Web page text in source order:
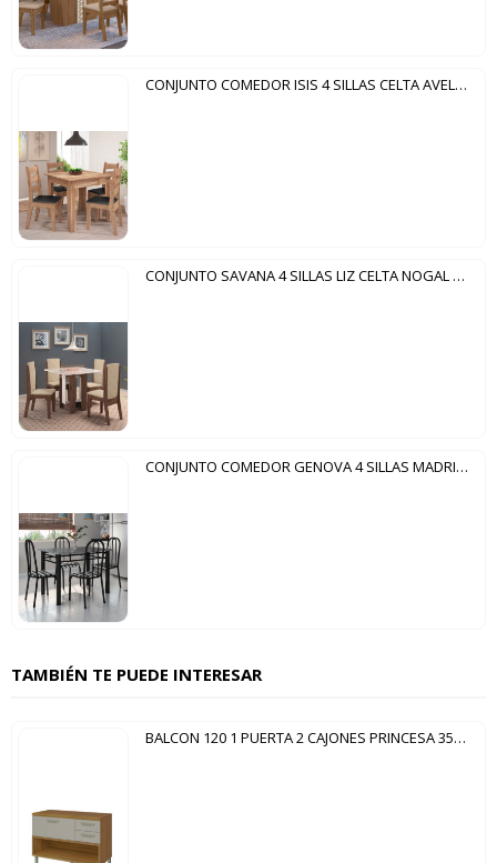
CONJUNTO COMEDOR ISIS 4 SILLAS CELTA AVELLANA|NEGRO
CONJUNTO SAVANA 4 SILLAS LIZ CELTA NOGAL OFF WHITE
CONJUNTO COMEDOR GENOVA 4 SILLAS MADRI FABONE NEGRO CRAQUELADO|XADREZ
TAMBIÉN TE PUEDE INTERESAR
BALCON 120 1 PUERTA 2 CAJONES PRINCESA 352 NESHER FREIJO|OFF WHITE